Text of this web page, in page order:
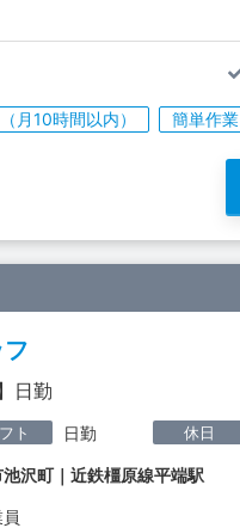
月10時間以内） 簡単作業
日勤
ト 日勤 休日
沢町｜近鉄橿原線平端駅